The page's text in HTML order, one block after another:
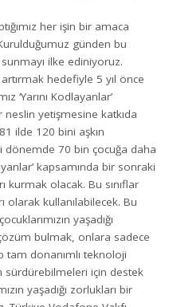
her işin bir amaca
günden bu
ilke ediniyoruz.
hedefiyle 5 yıl önce
‘Yarını Kodlayanlar’
yetişmesine katkıda
ilde 120 bini aşkın
dönemde 70 bin çocuğa daha
kapsamında bir sonraki
kurmak olacak. Bu sınıflar
olarak kullanılabilecek. Bu
yaşadığı
bulmak, onlara sadece
tam donanımlı teknoloji
sürdürebilmeleri için destek
yaşadığı zorlukları bir